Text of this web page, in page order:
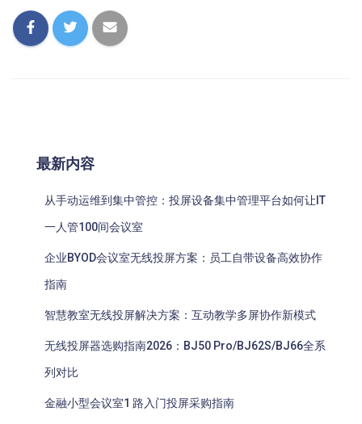
最新内容
从手动运维到集中管控：投屏设备集中管理平台如何让IT
一人管100间会议室
企业BYOD会议室无线投屏方案：员工自带设备高效协作
指南
智慧教室无线投屏解决方案：互动教学多屏协作新模式
无线投屏器选购指南2026：BJ50 Pro/BJ62S/BJ66全系
列对比
金融小型会议室1 路入门投屏采购指南